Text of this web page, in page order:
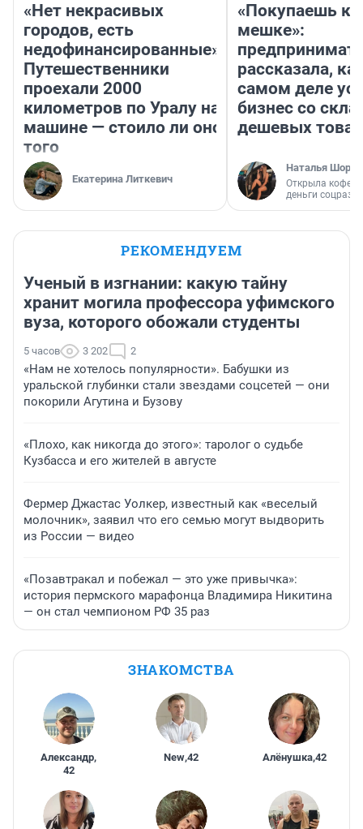
«Нет некрасивых
городов, есть
недофинансированные».
Путешественники
проехали 2000
километров по Уралу на
машине — стоило ли оно
того
Екатерина Литкевич
«Покупаешь
мешке»:
рассказала,
самом деле
бизнес со
дешевых
Наталья
Открыла
деньги
РЕКОМЕНДУЕМ
Ученый в изгнании: какую тайну
хранит могила профессора уфимского
вуза, которого обожали студенты
5 часов 3 202 2
«Нам не хотелось популярности». Бабушки из
уральской глубинки стали звездами соцсетей — они
покорили Агутина и Бузову
«Плохо, как никогда до этого»: таролог о судьбе
Кузбасса и его жителей в августе
Фермер Джастас Уолкер, известный как «веселый
молочник», заявил что его семью могут выдворить
из России — видео
«Позавтракал и побежал — это уже привычка»:
история пермского марафонца Владимира Никитина
— он стал чемпионом РФ 35 раз
ЗНАКОМСТВА
Александр,
42
New,42 Алёнушка,42